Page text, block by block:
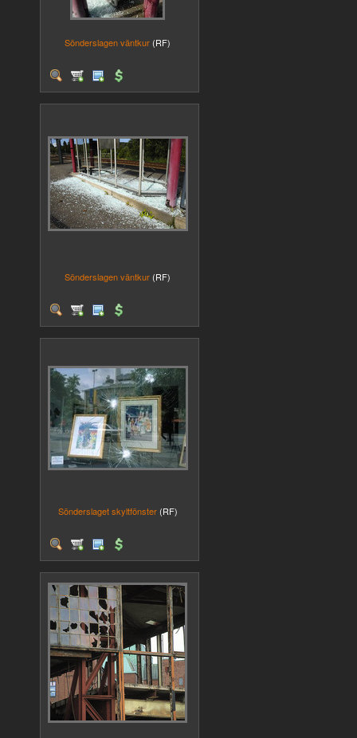
Sönderslagen väntkur (RF)
Sönderslagen väntkur (RF)
Sönderslaget skyltfönster (RF)